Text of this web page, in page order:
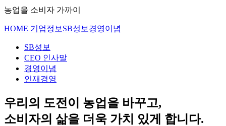
농업을 소비자 가까이
HOME 기업정보 SB성보 경영이념
SB성보
CEO 인사말
경영이념
인재경영
우리의 도전이 농업을 바꾸고,
소비자의 삶을 더욱 가치 있게 합니다.